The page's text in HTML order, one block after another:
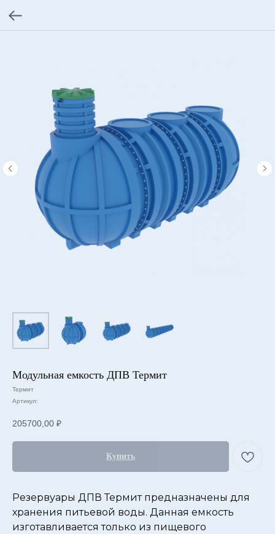
Модульная емкость ДПВ Термит
Термит
Артикул:
205700,00 ₽
Купить
Резервуары ДПВ Термит предназначены для
хранения питьевой воды. Данная емкость
изготавливается только из пищевого